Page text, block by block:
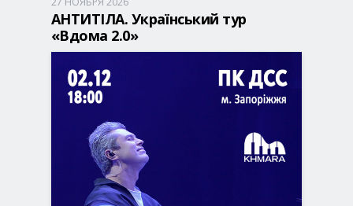
ДК Днепроспецсталь
690 - 1 950 грн
АНТИТІЛА. Український тур
«Вдома 2.0»